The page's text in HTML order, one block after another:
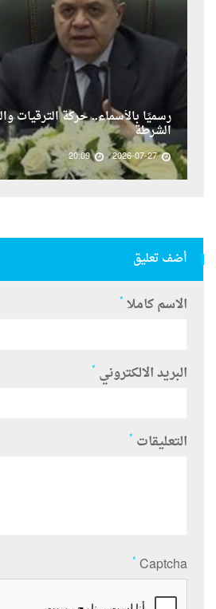
رسميًا بالأسماء.. حركة الترقيات
الشرطة
2026-07-27
20:09
أضف تعليق
الاسم كاملا *
البريد الالكتروني *
التعليقات *
Captcha
*